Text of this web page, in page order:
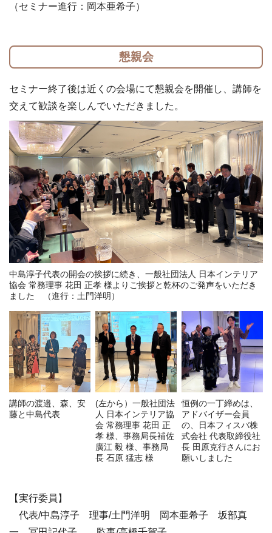
（セミナー進行：岡本亜希子）
懇親会
セミナー終了後は近くの会場にて懇親会を開催し、講師を
交えて歓談を楽しんでいただきました。
中島淳子代表の開会の挨拶に続き、一般社団法人 日本インテリア
協会 常務理事 花田 正孝 様よりご挨拶と乾杯のご発声をいただき
ました （進行：土門洋明）
講師の渡邉、森、安
藤と中島代表
(左から）一般社団法
人 日本インテリア協
会 常務理事 花田 正
孝 様、事務局長補佐
廣江 毅 様、事務局
長 石原 猛志 様
恒例の一丁締めは、
アドバイザー会員
の、日本フィスバ株
式会社 代表取締役社
長 田原克行さんにお
願いしました
【実行委員】
代表/中島淳子 理事/土門洋明 岡本亜希子 坂部真